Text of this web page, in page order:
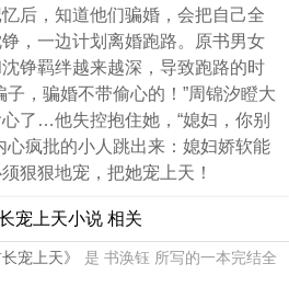
后，知道他们骗婚，会把自己全
，一边计划离婚跑路。原书男女
铮羁绊越来越深，导致跑路的时
子，骗婚不带偷心的！”周锦汐瞪大
了…他失控抱住她，“媳妇，你别
心疯批的小人跳出来：媳妇娇软能
狠狠地宠，把她宠上天！
宠上天小说 相关
宠上天》
是 书涣钰 所写的一本完结全